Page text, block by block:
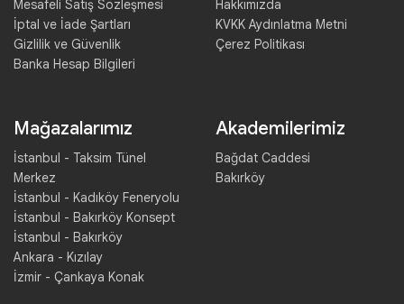
Mesafeli Satış Sözleşmesi
İptal ve İade Şartları
Gizlilik ve Güvenlik
Banka Hesap Bilgileri
Hakkımızda
KVKK Aydınlatma Metni
Çerez Politikası
Mağazalarımız
İstanbul - Taksim Tünel
Merkez
İstanbul - Kadıköy Feneryolu
İstanbul - Bakırköy Konsept
İstanbul - Bakırköy
Ankara - Kızılay
İzmir - Çankaya Konak
Akademilerimiz
Bağdat Caddesi
Bakırköy